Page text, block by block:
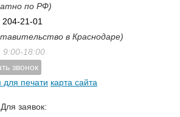
по РФ)
204-21-01
в Краснодаре)
18:00
звонок
для печати карта сайта
Для заявок: